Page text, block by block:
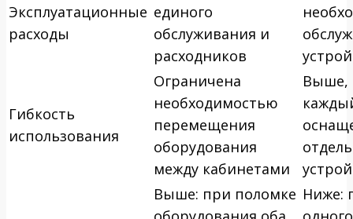
Эксплуатационные
расходы
единого
обслуживания и
расходников
Гибкость
использования
Ограничена
необходимостью
перемещения
оборудования
между кабинетами
Выше,
Выше: при поломке Ниже: